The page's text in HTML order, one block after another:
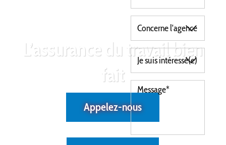
L’assurance du travail bien
fait
Appelez-nous